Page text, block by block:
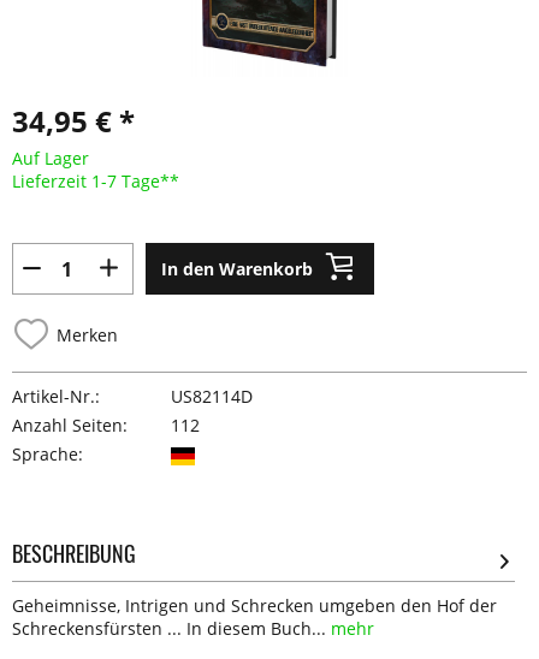
34,95 € *
Auf Lager
Lieferzeit 1-7 Tage**
In den Warenkorb
Merken
Artikel-Nr.:
US82114D
Anzahl Seiten:
112
Sprache:
BESCHREIBUNG
Geheimnisse, Intrigen und Schrecken umgeben den Hof der
Schreckensfürsten ... In diesem Buch... mehr